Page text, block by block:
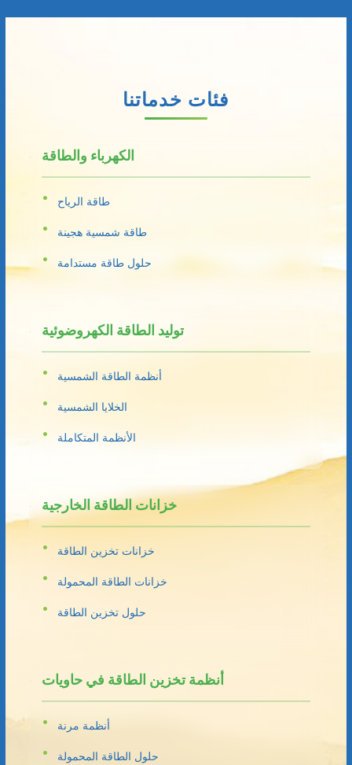
فئات خدماتنا
الكهرباء والطاقة
طاقة الرياح
طاقة شمسية هجينة
حلول طاقة مستدامة
توليد الطاقة الكهروضوئية
أنظمة الطاقة الشمسية
الخلايا الشمسية
الأنظمة المتكاملة
خزانات الطاقة الخارجية
خزانات تخزين الطاقة
خزانات الطاقة المحمولة
حلول تخزين الطاقة
أنظمة تخزين الطاقة في حاويات
أنظمة مرنة
حلول الطاقة المحمولة